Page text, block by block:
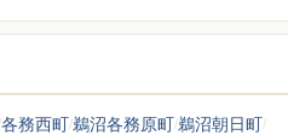
各務西町 鵜沼各務原町 鵜沼朝日町